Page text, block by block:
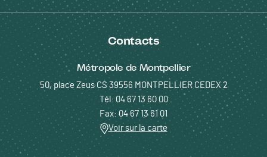
Contacts
Métropole de Montpellier
50, place Zeus CS 39556 MONTPELLIER CEDEX 2
Tél: 04 67 13 60 00
Fax: 04 67 13 61 01
Voir sur la carte